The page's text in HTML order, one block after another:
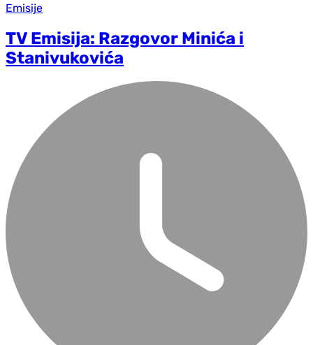
Emisije
TV Emisija: Razgovor Minića i
Stanivukovića